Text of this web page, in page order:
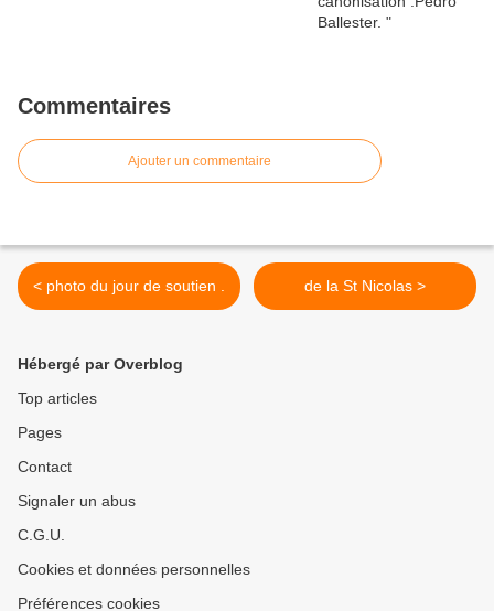
Commentaires
Ajouter un commentaire
< photo du jour de soutien . de la St Nicolas >
Hébergé par Overblog
Top articles
Pages
Contact
Signaler un abus
C.G.U.
Cookies et données personnelles
Préférences cookies